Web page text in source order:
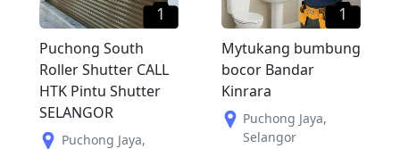
1
Puchong South
Roller Shutter CALL
HTK Pintu Shutter
SELANGOR
Puchong Jaya,
1
Mytukang bumbung
bocor Bandar
Kinrara
Puchong Jaya,
Selangor